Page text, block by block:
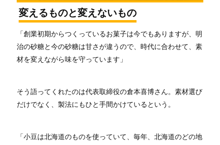
変えるものと変えないもの
「創業初期からつくっているお菓子は今でもありますが、明
治の砂糖と今の砂糖は甘さが違うので、時代に合わせて、素
材を変えながら味を守っています」
そう語ってくれたのは代表取締役の倉本喜博さん。素材選び
だけでなく、製法にもひと手間かけているという。
「小豆は北海道のものを使っていて、毎年、北海道のどの地